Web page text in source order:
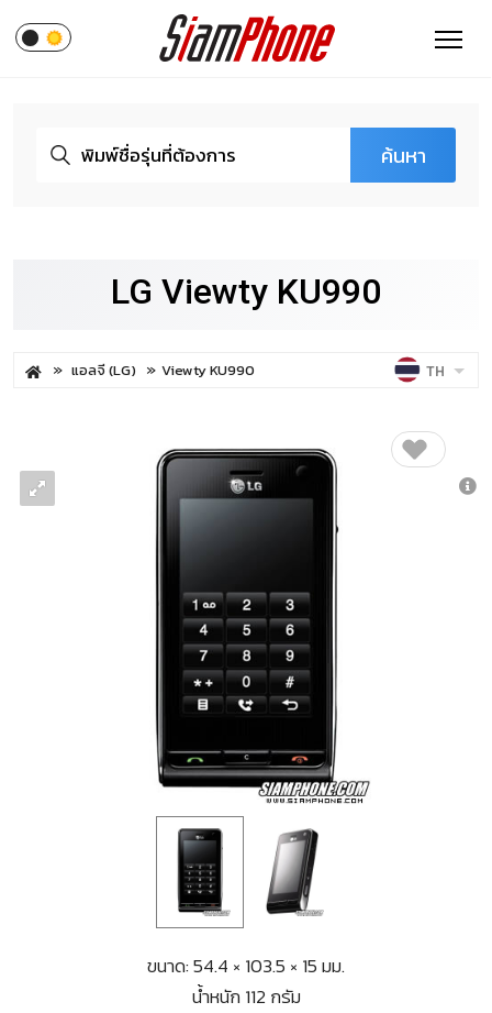
ค้นหา
LG Viewty KU990
แอลจี (LG) Viewty KU990 TH
ขนาด: 54.4 × 103.5 × 15 มม.
น้ำหนัก 112 กรัม